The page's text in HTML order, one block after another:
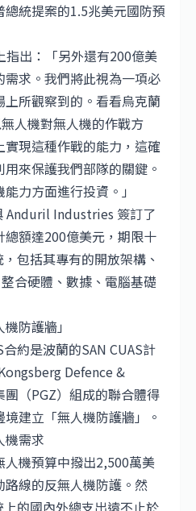
統提案的1.5兆美元國防預
出：「另外還有200億美
求。我們將此視為一項必
所觀察到的。看看烏克蘭
人機對無人機的作戰方
現這種作戰的能力，這確
來保護我們部隊的關鍵。
力方面進行投資。」
Anduril Industries 簽訂了
額達200億美元，期限十
包括其專有的開放架構、
合硬體、數據、電腦基礎
防護牆」
約是波蘭的SAN CUAS計
Defence &
（PGZ）組成的聯合體得
建立「無人機防護牆」。
機需求
機預算中撥出2,500萬美
線的反無人機防護。然
的國內外總支出遠不止於